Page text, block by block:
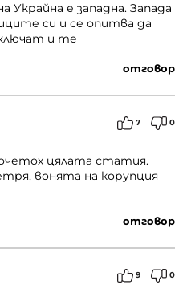
е западна. Запада
си и се опитва да
и те
отговор
7 0
цялата статия.
вонята на корупция
отговор
9 0